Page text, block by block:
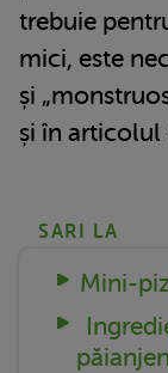
trebuie
mici, este
și
și în articolul
SARI LA
Mini-